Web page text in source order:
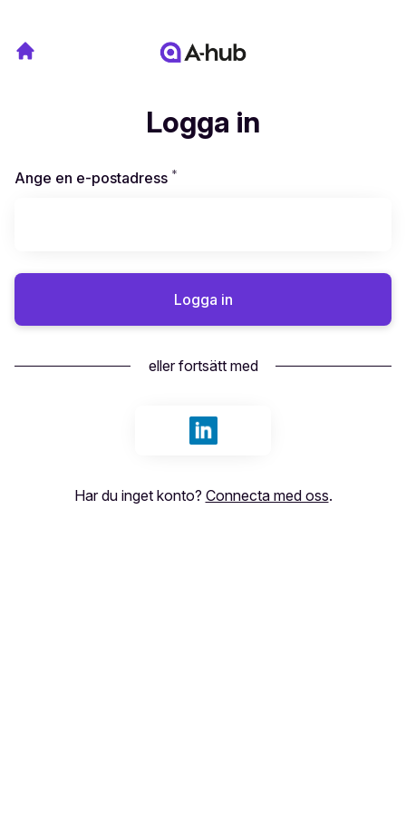
Logga in
Ange en e-postadress *
Logga in
eller fortsätt med
Logga in med LinkedIn
Har du inget konto? Connecta med oss.